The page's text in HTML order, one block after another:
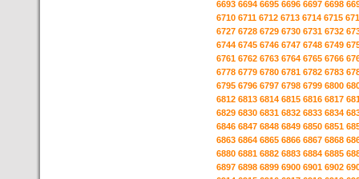
6693 6694 6695 6696 6697 6698
6710 6711 6712 6713 6714 6715
6727 6728 6729 6730 6731 6732
6744 6745 6746 6747 6748 6749
6761 6762 6763 6764 6765 6766
6778 6779 6780 6781 6782 6783
6795 6796 6797 6798 6799 6800
6812 6813 6814 6815 6816 6817
6829 6830 6831 6832 6833 6834
6846 6847 6848 6849 6850 6851
6863 6864 6865 6866 6867 6868
6880 6881 6882 6883 6884 6885
6897 6898 6899 6900 6901 6902